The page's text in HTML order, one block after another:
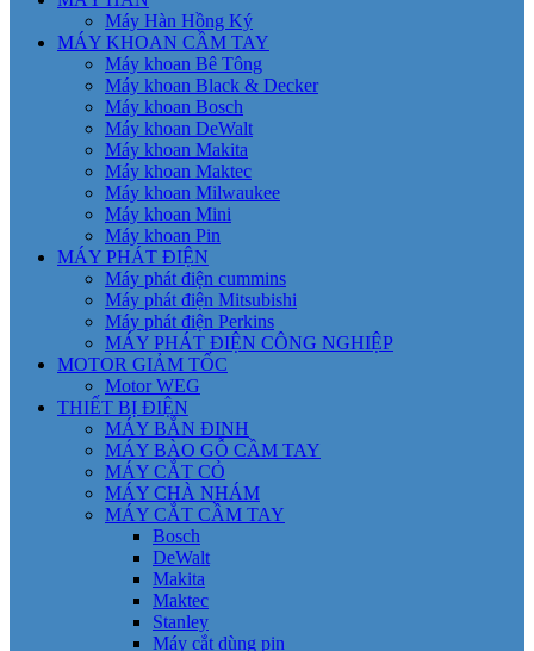
Máy Hàn Hồng Ký
MÁY KHOAN CẦM TAY
Máy khoan Bê Tông
Máy khoan Black & Decker
Máy khoan Bosch
Máy khoan DeWalt
Máy khoan Makita
Máy khoan Maktec
Máy khoan Milwaukee
Máy khoan Mini
Máy khoan Pin
MÁY PHÁT ĐIỆN
Máy phát điện cummins
Máy phát điện Mitsubishi
Máy phát điện Perkins
MÁY PHÁT ĐIỆN CÔNG NGHIỆP
MOTOR GIẢM TỐC
Motor WEG
THIẾT BỊ ĐIỆN
MÁY BẮN ĐINH
MÁY BÀO GỖ CẦM TAY
MÁY CẮT CỎ
MÁY CHÀ NHÁM
MÁY CẮT CẦM TAY
Bosch
DeWalt
Makita
Maktec
Stanley
Máy cắt dùng pin